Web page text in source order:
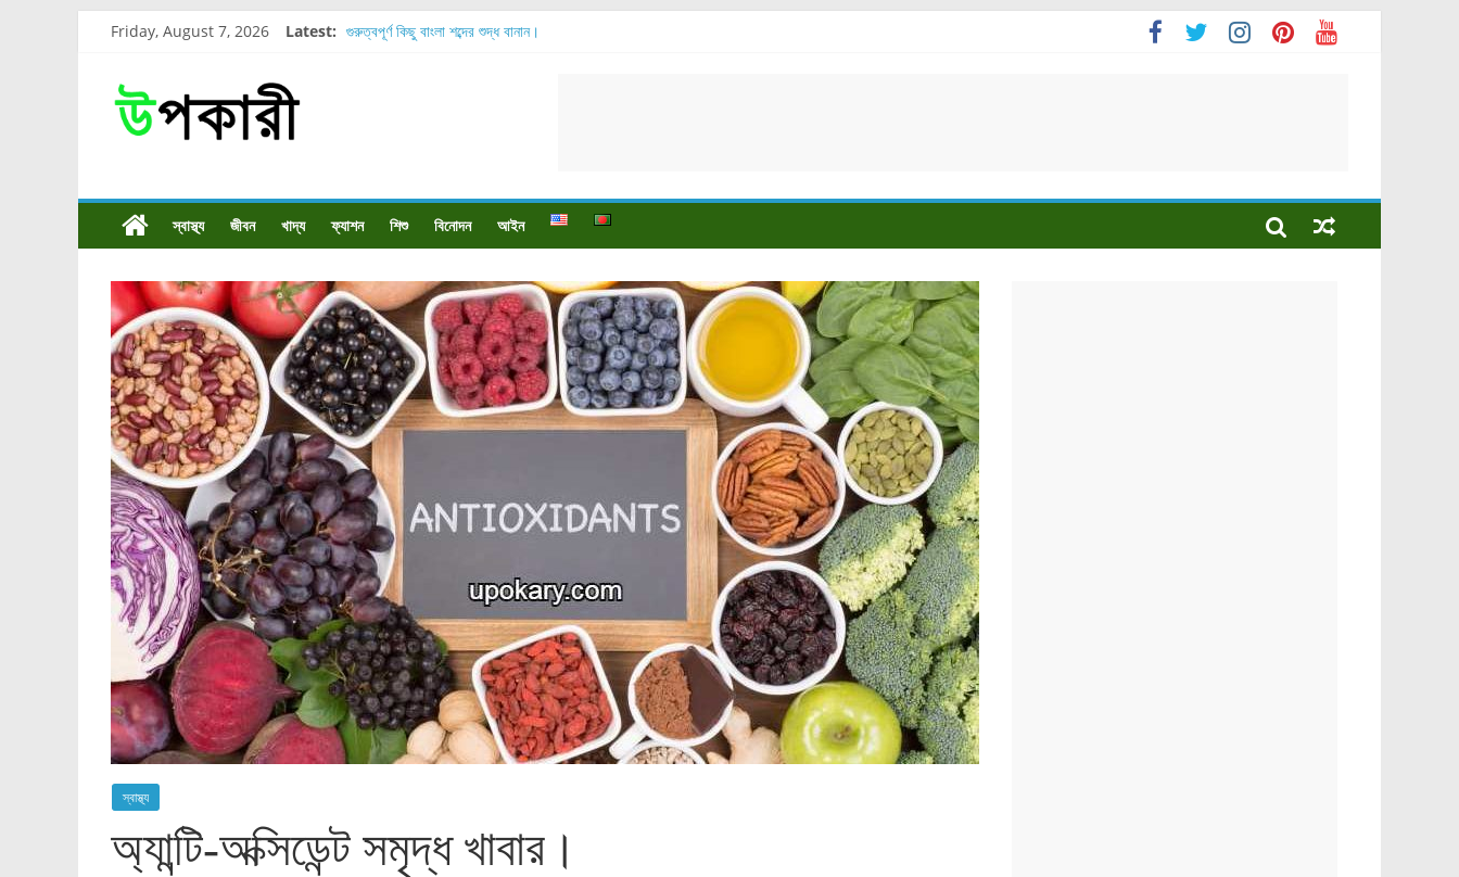
Friday, August 7, 2026 Latest: গুরুত্বপূর্ণ কিছু বাংলা শব্দের শুদ্ধ বানান।
স্বাস্থ্য জীবন খাদ্য ফ্যাশন শিশু বিনোদন আইন
স্বাস্থ্য
অ্যান্টি-অক্সিডেন্ট সমৃদ্ধ খাবার।